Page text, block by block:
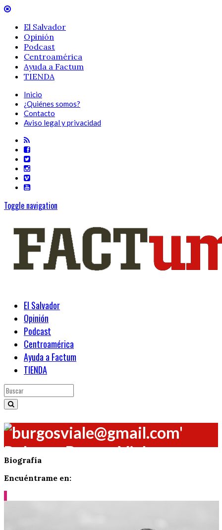
El Salvador
Opinión
Podcast
Centroamérica
Ayuda a Factum
TIENDA
Inicio
¿Quiénes somos?
Contacto
Aviso legal y privacidad
Toggle navigation
El Salvador
Opinión
Podcast
Centroamérica
Ayuda a Factum
TIENDA
Roberto Burgos Viale
Biografía
Encuéntrame en: